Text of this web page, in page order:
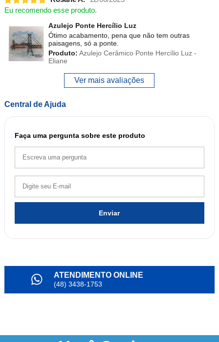
Eu recomendo esse produto.
Azulejo Ponte Hercílio Luz
Ótimo acabamento, pena que não tem outras
paisagens, só a ponte.
Produto: Azulejo Cerâmico Ponte Hercílio Luz -
Eliane
Ver mais avaliações
Central de Ajuda
Faça uma pergunta sobre este produto
Enviar
ATENDIMENTO ONLINE
(48) 3438-1753
NOSSO INSTAGRAM @alianda_oficial